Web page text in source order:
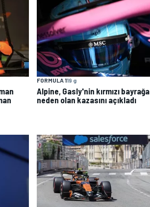
FORMULA 119 g
Alpine, Gasly'nin kırmızı bayrağa
neden olan kazasını açıkladı